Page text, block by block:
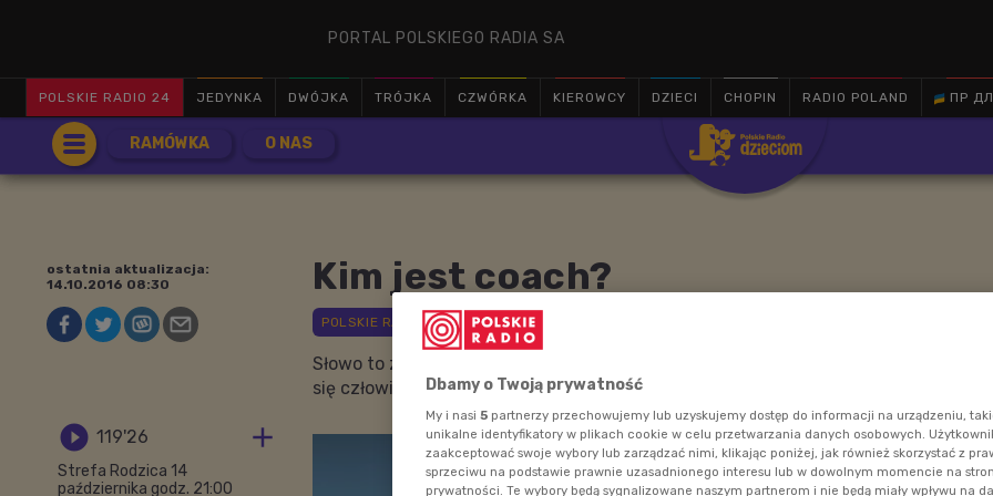
PORTAL POLSKIEGO RADIA SA
POLSKIE RADIO 24 JEDYNKA DWÓJKA TRÓJKA CZWÓRKA KIEROWCY DZIECI CHOPIN RADIO POLAND ПР

RAMÓWKA O NAS
Kim jest coach?
ostatnia aktualizacja:
14.10.2016 08:30
Słowo to zrobiło w ostatnich latach wielką karierę, co oznacza i czym zajmuje
się człowiek zajmujący się coachingiem?
 119'26 
Strefa Rodzica 14
października godz. 21:00
Dbamy o Twoją prywatność
My i nasi 5 partnerzy przechowujemy lub uzyskujemy dostęp do informacji na urządzeniu,
unikalne identyfikatory w plikach cookie w celu przetwarzania danych osobowych.
zaakceptować swoje wybory lub zarządzać nimi, klikając poniżej, jak również skorzystać z
sprzeciwu na podstawie prawnie uzasadnionego interesu lub w dowolnym momencie na
prywatności. Te wybory będą sygnalizowane naszym partnerom i nie będą miały wpływu na